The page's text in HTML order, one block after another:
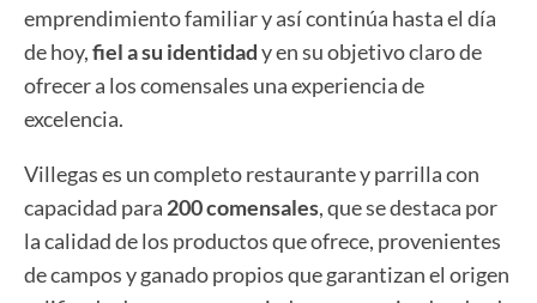
emprendimiento familiar y así continúa hasta el día
de hoy,fiel a su identidady en su objetivo claro de
ofrecer a los comensales una experiencia de
excelencia.
Villegas es un completo restaurante y parrilla con
capacidad para 200 comensales, que se destaca por
la calidad de los productos que ofrece, provenientes
de campos y ganado propios que garantizan el origen